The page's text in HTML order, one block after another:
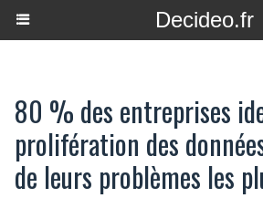
Decideo.fr
80 % des entreprises
prolifération des
de leurs problèmes les